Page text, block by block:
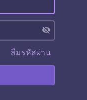
visibility_off
ลืมรหัสผ่าน